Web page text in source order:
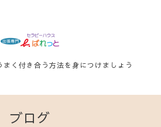
く付き合う方法を身につけましょう
ブログ